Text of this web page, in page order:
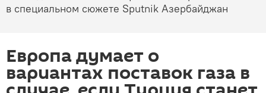
в специальном сюжете Sputnik Азербайджан
Европа думает о
вариантах поставок газа в